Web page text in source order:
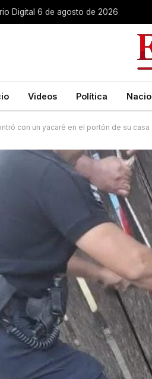
Digital 6 de agosto de 2026
Videos Política
con un yacaré en el portón de su casa